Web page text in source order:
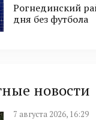
Рогнединский
дня без футбола
новости
7 августа 2026, 16:29